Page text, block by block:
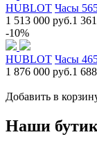
HUBLOT Часы
1 513 000 руб.1
-10%
HUBLOT Часы
1 876 000 руб.1
Добавить в
Наши